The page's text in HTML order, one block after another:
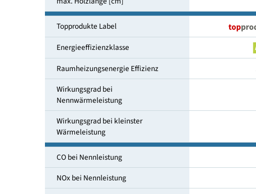
Abbranddauer [h]
max. Holzlänge [cm]
Topprodukte Label
Energieeffizienzklasse
Raumheizungsenergie Effizienz
Wirkungsgrad bei
Nennwärmeleistung
Wirkungsgrad bei kleinster
Wärmeleistung